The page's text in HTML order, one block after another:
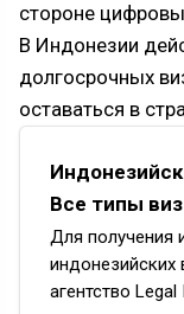
стороне
В Индонезии
долгосрочных
оставаться в
Все типы виз
Для получения
индонезийских
агентство